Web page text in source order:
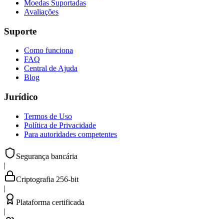
Moedas Suportadas
Avaliações
Suporte
Como funciona
FAQ
Central de Ajuda
Blog
Jurídico
Termos de Uso
Política de Privacidade
Para autoridades competentes
Segurança bancária
|
Criptografia 256-bit
|
Plataforma certificada
|